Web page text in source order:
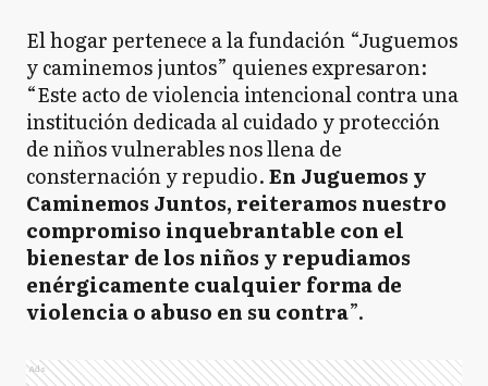
El hogar pertenece a la fundación “Juguemos
y caminemos juntos” quienes expresaron:
“Este acto de violencia intencional contra una
institución dedicada al cuidado y protección
de niños vulnerables nos llena de
consternación y repudio.En Juguemos y
Caminemos Juntos, reiteramos nuestro
compromiso inquebrantable con el
bienestar de los niños y repudiamos
enérgicamente cualquier forma de
violencia o abuso en su contra”.
Ads